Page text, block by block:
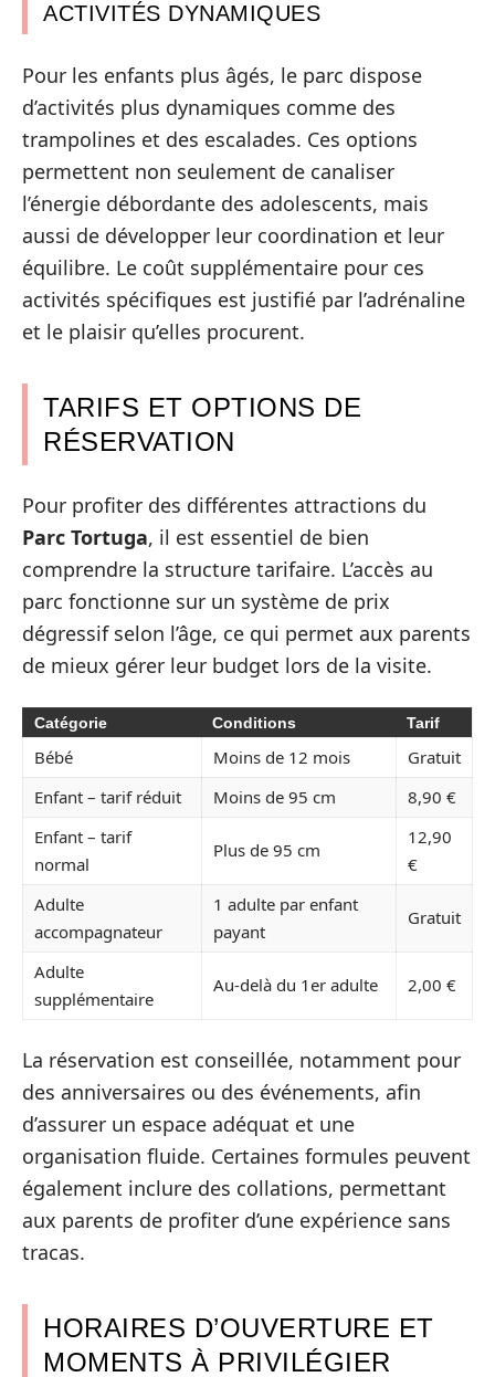
ACTIVITÉS DYNAMIQUES
Pour les enfants plus âgés, le parc dispose
d’activités plus dynamiques comme des
trampolines et des escalades. Ces options
permettent non seulement de canaliser
l’énergie débordante des adolescents, mais
aussi de développer leur coordination et leur
équilibre. Le coût supplémentaire pour ces
activités spécifiques est justifié par l’adrénaline
et le plaisir qu’elles procurent.
TARIFS ET OPTIONS DE
RÉSERVATION
Pour profiter des différentes attractions du
Parc Tortuga, il est essentiel de bien
comprendre la structure tarifaire. L’accès au
parc fonctionne sur un système de prix
dégressif selon l’âge, ce qui permet aux parents
de mieux gérer leur budget lors de la visite.
Catégorie Conditions Tarif
Bébé Moins de 12 mois
Gratuit
Enfant – tarif réduit
Moins de 95 cm
8,90 €
Enfant – tarif
normal
Plus de 95 cm
12,90
€
Adulte
accompagnateur
1 adulte par enfant
payant
Gratuit
Adulte
supplémentaire
Au-delà du 1er adulte 2,00 €
La réservation est conseillée, notamment pour
des anniversaires ou des événements, afin
d’assurer un espace adéquat et une
organisation fluide. Certaines formules peuvent
également inclure des collations, permettant
aux parents de profiter d’une expérience sans
tracas.
HORAIRES D’OUVERTURE ET
MOMENTS À PRIVILÉGIER